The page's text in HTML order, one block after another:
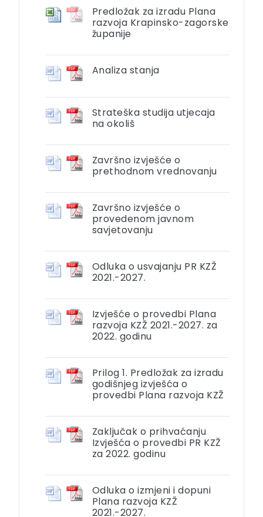
Predložak za izradu Plana
razvoja Krapinsko-zagorske
županije
Analiza stanja
Strateška studija utjecaja
na okoliš
Završno izvješće o
prethodnom vrednovanju
Završno izvješće o
provedenom javnom
savjetovanju
Odluka o usvajanju PR KZŽ
2021.-2027.
Izvješće o provedbi Plana
razvoja KZŽ 2021.-2027. za
2022. godinu
Prilog 1. Predložak za izradu
godišnjeg izvješća o
provedbi Plana razvoja KZŽ
Zaključak o prihvaćanju
Izvješća o provedbi PR KZŽ
za 2022. godinu
Odluka o izmjeni i dopuni
Plana razvoja KZŽ
2021.-2027.